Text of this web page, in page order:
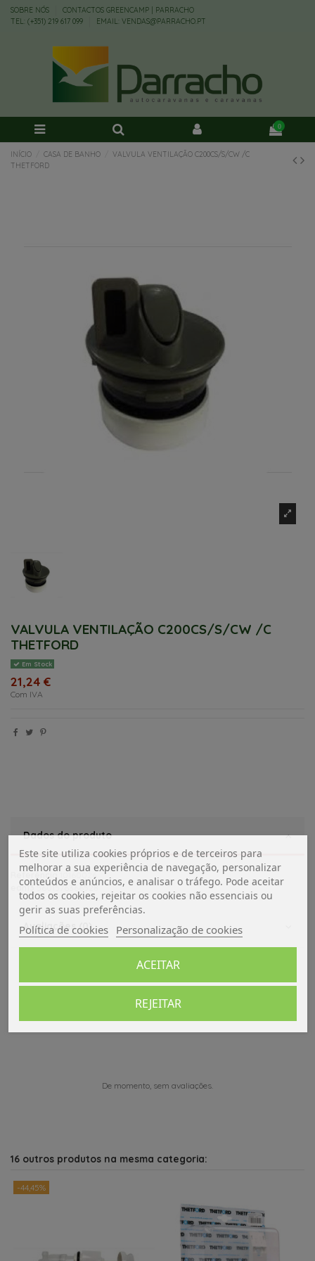
SOBRE NÓS
CONTACTOS GREENCAMP | PARRACHO
TEL: (+351) 219 617 099
EMAIL: VENDAS@PARRACHO.PT
0
INÍCIO CASA DE BANHO
VALVULA VENTILAÇÃO C200CS/S/CW /C
THETFORD
VALVULA VENTILAÇÃO C200CS/S/CW /C
THETFORD
Em Stock
21,24 €
Com IVA
Dados do produto
Referência 10160026
ean13 5601576366528
Avaliações (0)
De momento, sem avaliações.
16 outros produtos na mesma categoria:
-44,45%
Este site utiliza cookies próprios e de terceiros para
melhorar a sua experiência de navegação, personalizar
conteúdos e anúncios, e analisar o tráfego. Pode aceitar
todos os cookies, rejeitar os cookies não essenciais ou
gerir as suas preferências.
Política de cookies Personalização de cookies
REJEITAR
ACEITAR